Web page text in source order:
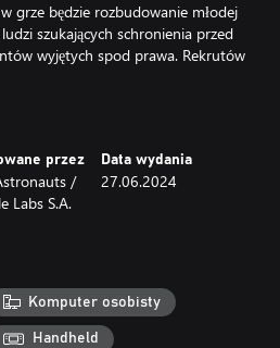
grze będzie rozbudowanie młodej
ludzi szukających schronienia przed
wyjętych spod prawa. Rekrutów
i straży samego
priorytetem – zaczynając od
go poszerzać wraz z napływem
im żywność, odzież, wyposażenie,
do rzemieślnictwa, polowania,
do odpowiednich cechów i
wiosce bedziemy potrzebowac:
przez
/
Labs S.A.
Data wydania
27.06.2024
Komputer osobisty
Handheld